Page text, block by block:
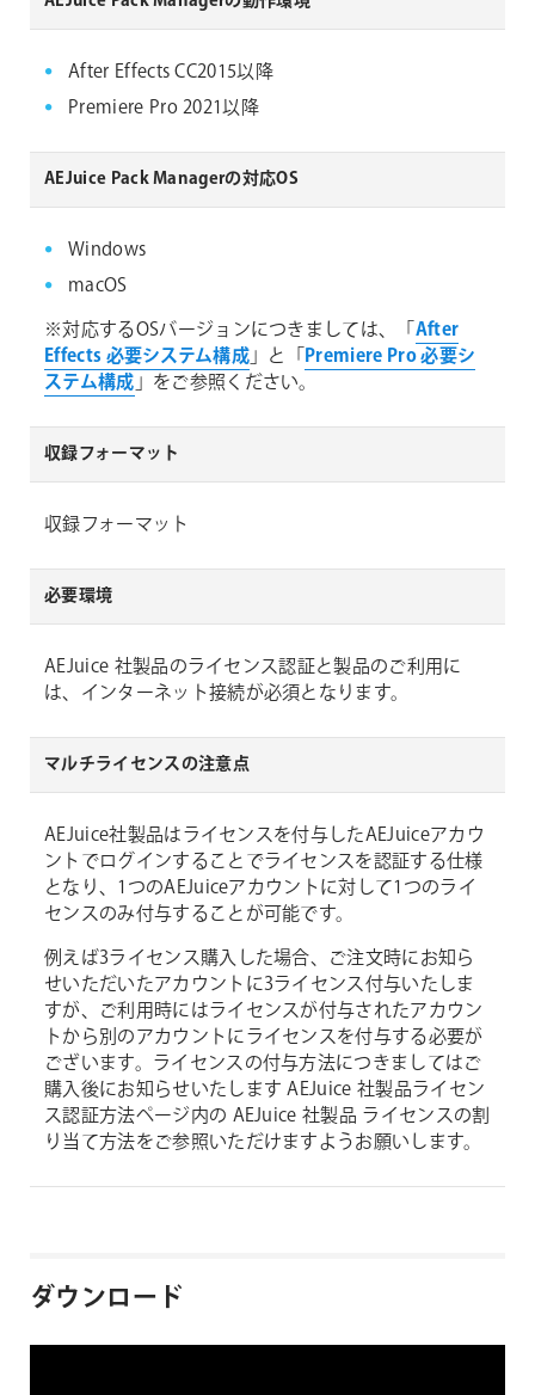
After Effects CC2015以降
Premiere Pro 2021以降
AEJuice Pack Managerの対応OS
Windows
macOS
※対応するOSバージョンにつきましては、「 After
Effects 必要システム構成」と「 Premiere Pro 必要シ
ステム構成」をご参照ください。
収録フォーマット
収録フォーマット
必要環境
AEJuice 社製品のライセンス認証と製品のご利用に
は、インターネット接続が必須となります。
マルチライセンスの注意点
AEJuice社製品はライセンスを付与したAEJuiceアカウ
ントでログインすることでライセンスを認証する仕様
となり、1つのAEJuiceアカウントに対して1つのライ
センスのみ付与することが可能です。
例えば3ライセンス購入した場合、ご注文時にお知ら
せいただいたアカウントに3ライセンス付与いたしま
すが、ご利用時にはライセンスが付与されたアカウン
トから別のアカウントにライセンスを付与する必要が
ございます。ライセンスの付与方法につきましてはご
購入後にお知らせいたします AEJuice 社製品ライセン
ス認証方法ページ内の AEJuice 社製品 ライセンスの割
り当て方法をご参照いただけますようお願いします。
ダウンロード